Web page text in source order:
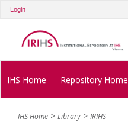
Login
IHS Home Repository Home
IHS Home Library IRIHS